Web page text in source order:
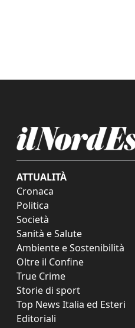
ATTUALITÀ
Cronaca
Politica
Società
Sanità e Salute
Ambiente e Sostenibilità
Oltre il Confine
True Crime
Storie di sport
Top News Italia ed Esteri
Editoriali